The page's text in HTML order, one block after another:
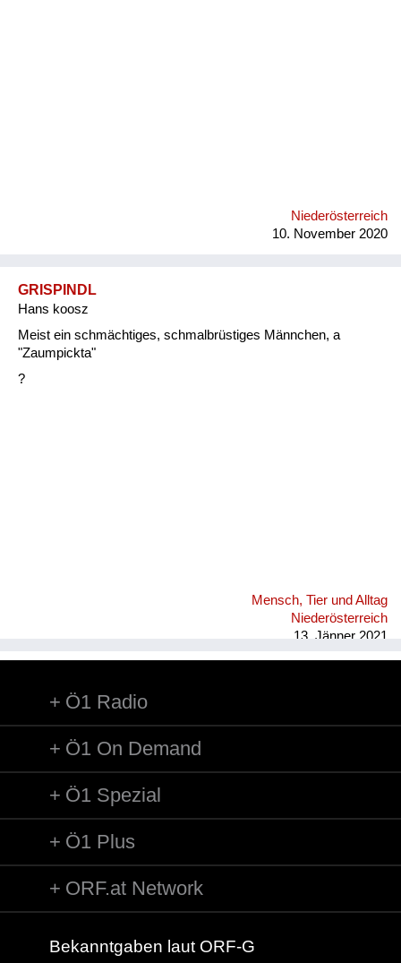
Niederösterreich
10. November 2020
GRISPINDL
Hans koosz
Meist ein schmächtiges, schmalbrüstiges Männchen, a
"Zaumpickta"
?
Mensch, Tier und Alltag
Niederösterreich
13. Jänner 2021
Ö1 Radio
Ö1 On Demand
Ö1 Spezial
Ö1 Plus
ORF.at Network
Bekanntgaben laut ORF-G